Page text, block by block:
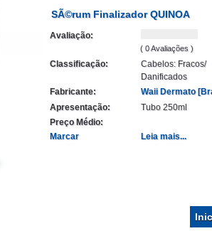
SÃ©rum Finalizador QUINOA
Avaliação:
( 0 Avaliações )
Classificação:
Cabelos: Fracos/
Danificados
Fabricante:
Waii Dermato
Apresentação:
Tubo 250ml
Preço Médio:
Marcar
Leia mais...